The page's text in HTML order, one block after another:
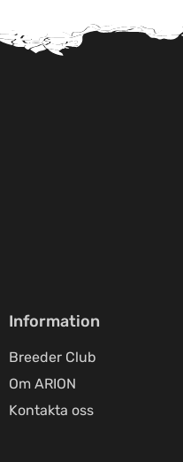
Information
Breeder Club
Om ARION
Kontakta oss